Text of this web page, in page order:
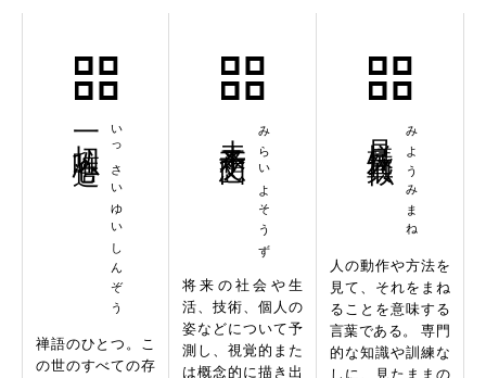
いっさいゆいしんぞう
一切唯心造
禅語のひとつ。こ
の世のすべての存
みらいよそうず
将来の社会や生
活、技術、個人の
姿などについて予
測し、視覚的また
は概念的に描き出
みようみまね
人の動作や方法を
見て、それをまね
ることを意味する
言葉である。 専門
的な知識や訓練な
しに、見たままの